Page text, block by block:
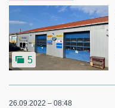
5
26.09.2022 – 08:48